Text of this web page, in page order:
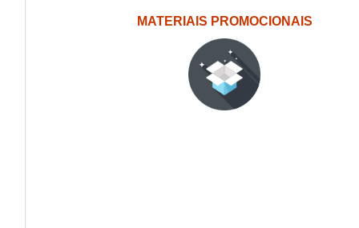
MATERIAIS PROMOCIONAIS